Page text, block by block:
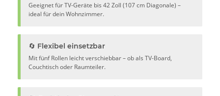
Geeignet für TV-Geräte bis 42 Zoll (107 cm Diagonale) –
ideal für dein Wohnzimmer.
🔄 Flexibel einsetzbar
Mit fünf Rollen leicht verschiebbar – ob als TV-Board,
Couchtisch oder Raumteiler.